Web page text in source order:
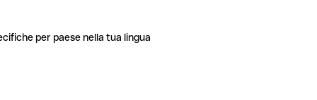
per paese nella tua lingua